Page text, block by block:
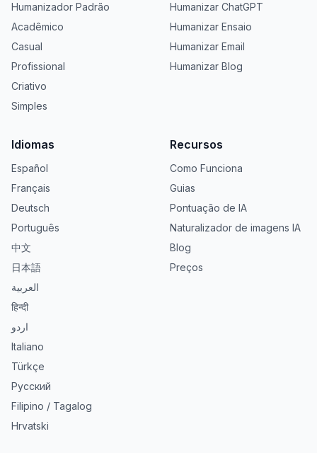
Humanizador Padrão
Acadêmico
Casual
Profissional
Criativo
Simples
Humanizar ChatGPT
Humanizar Ensaio
Humanizar Email
Humanizar Blog
Idiomas
Español
Français
Deutsch
Português
中文
日本語
العربية
हिन्दी
اردو
Italiano
Türkçe
Русский
Filipino / Tagalog
Hrvatski
Recursos
Como Funciona
Guias
Pontuação de IA
Naturalizador de imagens IA
Blog
Preços